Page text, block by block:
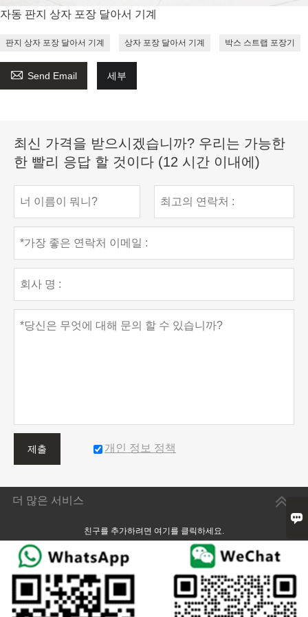
자동 판지 상자 포장 달아서 기계
판지 상자 포장 달아서 기계 상자 포장 달아서 기계 박스 스트랩 포장기
 Send Email 세부
최신 가격을 받으시겠습니까? 우리는 가능한
한 빨리 응답 할 것이다 (12 시간 이내에)
제출 개인 정보 정책
더 많은 서비스
친구를 추가하려면 여기를 클릭하세요.
